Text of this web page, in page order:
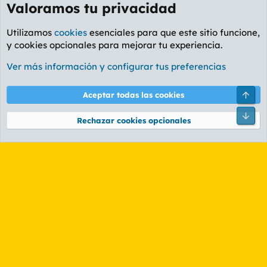
Foro Rapiñas
Cookies
PL OLDSTYLE AMARILLO
Términos y reglas Política de privacidad Ayuda
Community platform by XenForo® © 2010-2026 XenForo Ltd.
Valoramos tu privacidad
Utilizamos cookies esenciales para que este sitio funcione,
y cookies opcionales para mejorar tu experiencia.
Ver más información y configurar tus preferencias
Aceptar todas las cookies
Rechazar cookies opcionales
Pie